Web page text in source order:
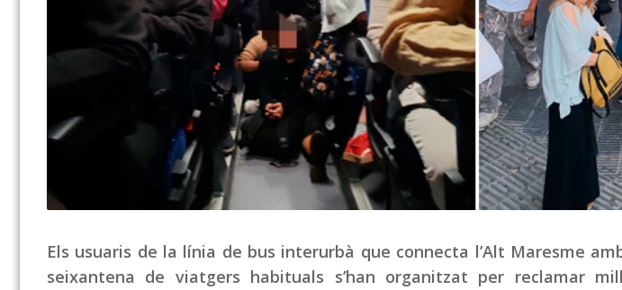
Els usuaris de la línia de bus interurbà que connecta l’Alt Maresme
seixantena de viatgers habituals s’han organitzat per reclamar